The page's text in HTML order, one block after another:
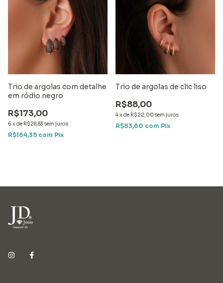
Trio de argolas com detalhe
em ródio negro
R$173,00
6 x de R$28,83 sem juros
R$164,35 com Pix
Trio de argolas de clic liso
R$88,00
4x de R$22,00 sem juros
R$83,60 com Pix